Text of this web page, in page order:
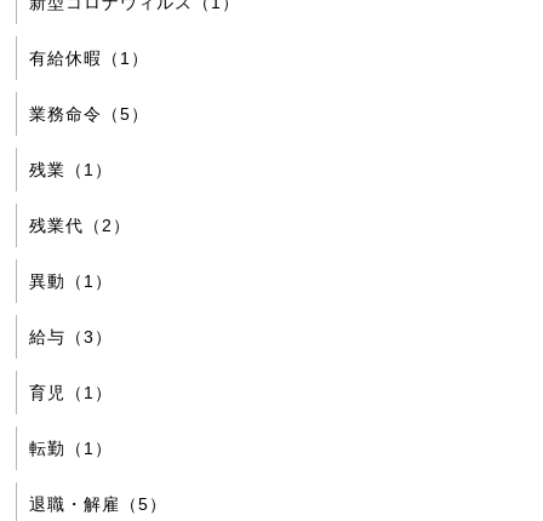
有給休暇（1）
業務命令（5）
残業（1）
残業代（2）
異動（1）
給与（3）
育児（1）
転勤（1）
退職・解雇（5）